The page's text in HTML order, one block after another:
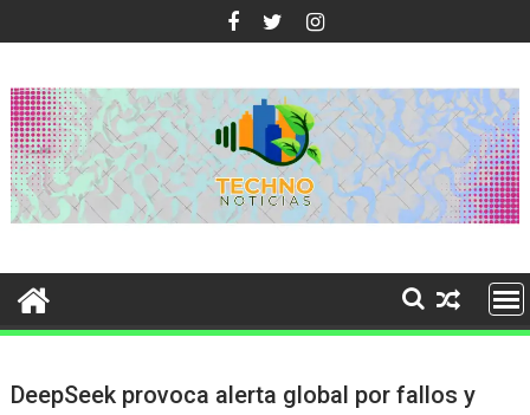
al
DeepSeek provoca alerta global por fallos y